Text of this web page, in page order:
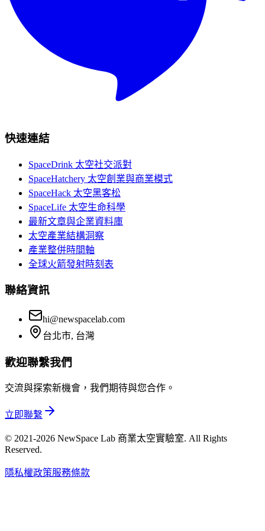
快速連結
SpaceDrink 太空社交派對
SpaceHatchery 太空創業與商業模式
SpaceHack 太空黑客松
SpaceLife 太空生命科學
最新文章與企業資料庫
太空產業結構洞察
產業整併時間軸
全球火箭發射時刻表
聯絡資訊
hi@newspacelab.com
台北市, 台灣
歡迎聯繫我們
交流與探索新機會，我們期待與您合作。
立即聯繫
© 2021-2026 NewSpace Lab 商業太空實驗室. All Rights
Reserved.
隱私權政策服務條款